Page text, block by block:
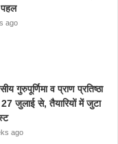
पहल
ago
गुरुपूर्णिमा व प्राण प्रतिष्ठा
27 जुलाई से, तैयारियों में जुटा
ago